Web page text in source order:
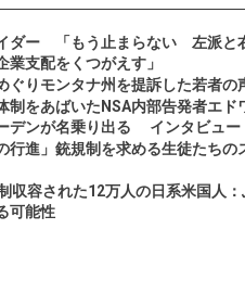
ダー 「もう止まらない 左派と
業支配をくつがえす」
ぐりモンタナ州を提訴した若者の
制をあばいたNSA内部告発者エド
デンが名乗り出る インタビュー
行進」銃規制を求める生徒たちの
収容された12万人の日系米国人：
可能性